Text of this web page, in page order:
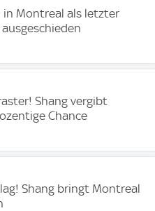
in Montreal als letzter
Shang vergibt
Chance
Shang bringt Montreal